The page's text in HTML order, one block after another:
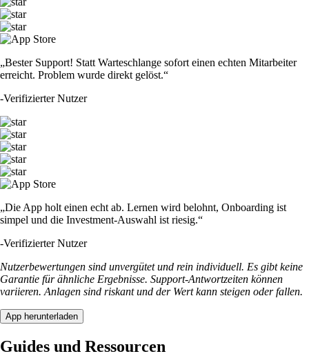
„Bester Support! Statt Warteschlange sofort einen echten Mitarbeiter
erreicht. Problem wurde direkt gelöst.“
-Verifizierter Nutzer
„Die App holt einen echt ab. Lernen wird belohnt, Onboarding ist
simpel und die Investment-Auswahl ist riesig.“
-Verifizierter Nutzer
Nutzerbewertungen sind unvergütet und rein individuell. Es gibt keine
Garantie für ähnliche Ergebnisse. Support-Antwortzeiten können
variieren. Anlagen sind riskant und der Wert kann steigen oder fallen.
App herunterladen
Guides und Ressourcen